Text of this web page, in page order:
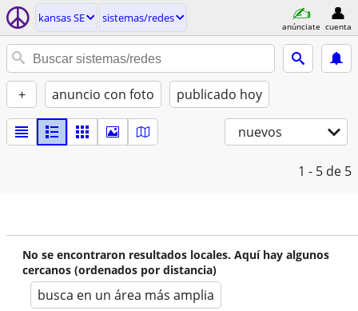
kansas SE sistemas/redes
anúnciate cuenta
+ anuncio con foto publicado hoy
nuevos
1 - 5 de 5
No se encontraron resultados locales. Aquí hay algunos
cercanos (ordenados por distancia)
busca en un área más amplia